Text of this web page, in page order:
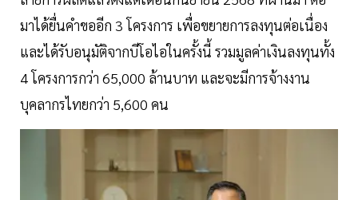
มาได้ยื่นคำขออีก 3 โครงการ เพื่อขยายการลงทุนต่อเนื่อง
และได้รับอนุมัติจากบีโอไอในครั้งนี้ รวมมูลค่าเงินลงทุนทั้ง
4 โครงการกว่า 65,000 ล้านบาท และจะมีการจ้างงาน
บุคลากรไทยกว่า 5,600 คน